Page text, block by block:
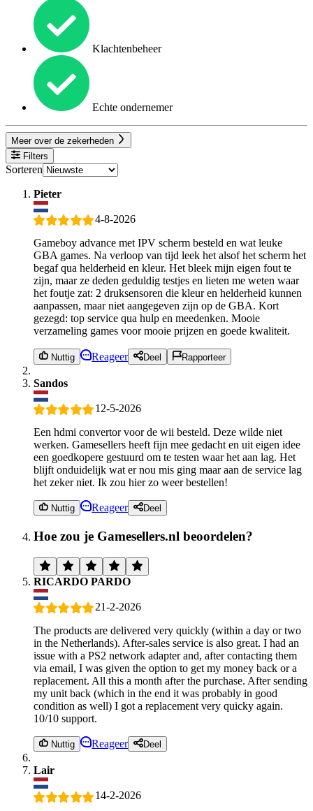
Klachtenbeheer
Echte ondernemer
Meer over de zekerheden
Filters
Sorteren
Pieter
4-8-2026
Gameboy advance met IPV scherm besteld en wat leuke
GBA games. Na verloop van tijd leek het alsof het scherm het
begaf qua helderheid en kleur. Het bleek mijn eigen fout te
zijn, maar ze deden geduldig testjes en lieten me weten waar
het foutje zat: 2 druksensoren die kleur en helderheid kunnen
aanpassen, maar niet aangegeven zijn op de GBA. Kort
gezegd: top service qua hulp en meedenken. Mooie
verzameling games voor mooie prijzen en goede kwaliteit.
Nuttig Reageer Deel Rapporteer
Sandos
12-5-2026
Een hdmi convertor voor de wii besteld. Deze wilde niet
werken. Gamesellers heeft fijn mee gedacht en uit eigen idee
een goedkopere gestuurd om te testen waar het aan lag. Het
blijft onduidelijk wat er nou mis ging maar aan de service lag
het zeker niet. Ik zou hier zo weer bestellen!
Nuttig Reageer Deel
Hoe zou je Gamesellers.nl beoordelen?
RICARDO PARDO
21-2-2026
The products are delivered very quickly (within a day or two
in the Netherlands). After-sales service is also great. I had an
issue with a PS2 network adapter and, after contacting them
via email, I was given the option to get my money back or a
replacement. All this a month after the purchase. After sending
my unit back (which in the end it was probably in good
condition as well) I got a replacement very quicky again.
10/10 support.
Nuttig Reageer Deel
Lair
14-2-2026